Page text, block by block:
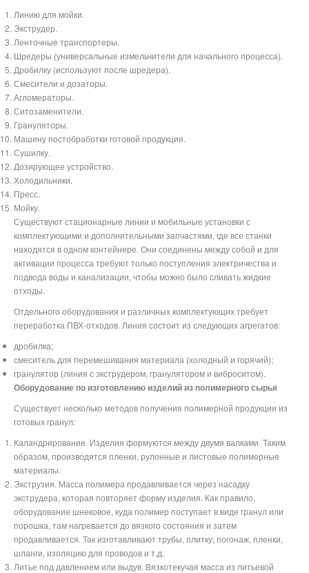
Линию для мойки.
Экструдер.
Ленточные транспортеры.
Шредеры (универсальные измельчители для начального процесса).
Дробилку (используют после шредера).
Смесители и дозаторы.
Агломераторы.
Ситозаменители.
Грануляторы.
Машину постобработки готовой продукции.
Сушилку.
Дозирующее устройство.
Холодильники.
Пресс.
Мойку.
Существуют стационарные линии и мобильные установки с
комплектующими и дополнительными запчастями, где все станки
находятся в одном контейнере. Они соединены между собой и для
активации процесса требуют только поступления электричества и
подвода воды и канализации, чтобы можно было сливать жидкие
отходы.
Отдельного оборудования и различных комплектующих требует
переработка ПВХ-отходов. Линия состоит из следующих агрегатов:
дробилка;
смеситель для перемешивания материала (холодный и горячий);
гранулятор (линия с экструдером, гранулятором и виброситом).
Оборудование по изготовлению изделий из полимерного сырья
Существует несколько методов получения полимерной продукции из
готовых гранул:
Каландрирование. Изделия формуются между двумя валками. Таким
образом, производятся пленки, рулонные и листовые полимерные
материалы.
Экструзия. Масса полимера продавливается через насадку
экструдера, которая повторяет форму изделия. Как правило,
оборудование шнековое, куда полимер поступает в виде гранул или
порошка, там нагревается до вязкого состояния и затем
продавливается. Так изготавливают трубы, плитку, погонаж, пленки,
шланги, изоляцию для проводов и т.д.
Литье под давлением или выдув. Вязкотекучая масса из литьевой